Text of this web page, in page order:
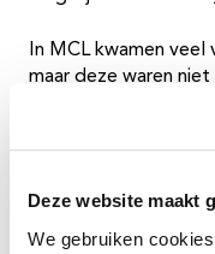
Deze website maakt
We gebruiken
In MCL kwamen
maar deze waren
een klein aantal
was gelijkwaardig aan
vuurwerkslachtoffer